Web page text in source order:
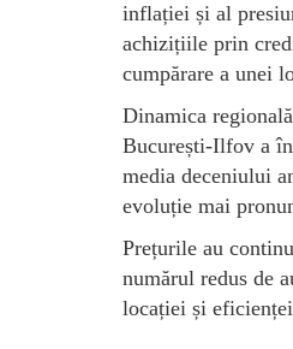
inflației și al
achizițiile prin
cumpărare a unei
Dinamica
București-Ilfov a
media deceniului
evoluție mai
Prețurile au
numărul redus de
locației și